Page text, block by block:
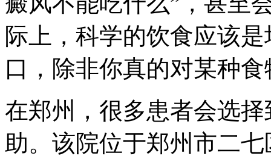
际上，科学的饮食应该
口，除非你真的对某种
在郑州，很多患者会选
助。该院位于郑州市二